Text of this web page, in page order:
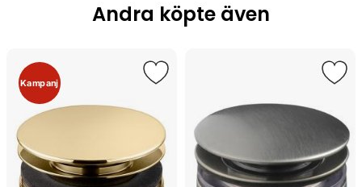
Andra köpte även
Kampanj